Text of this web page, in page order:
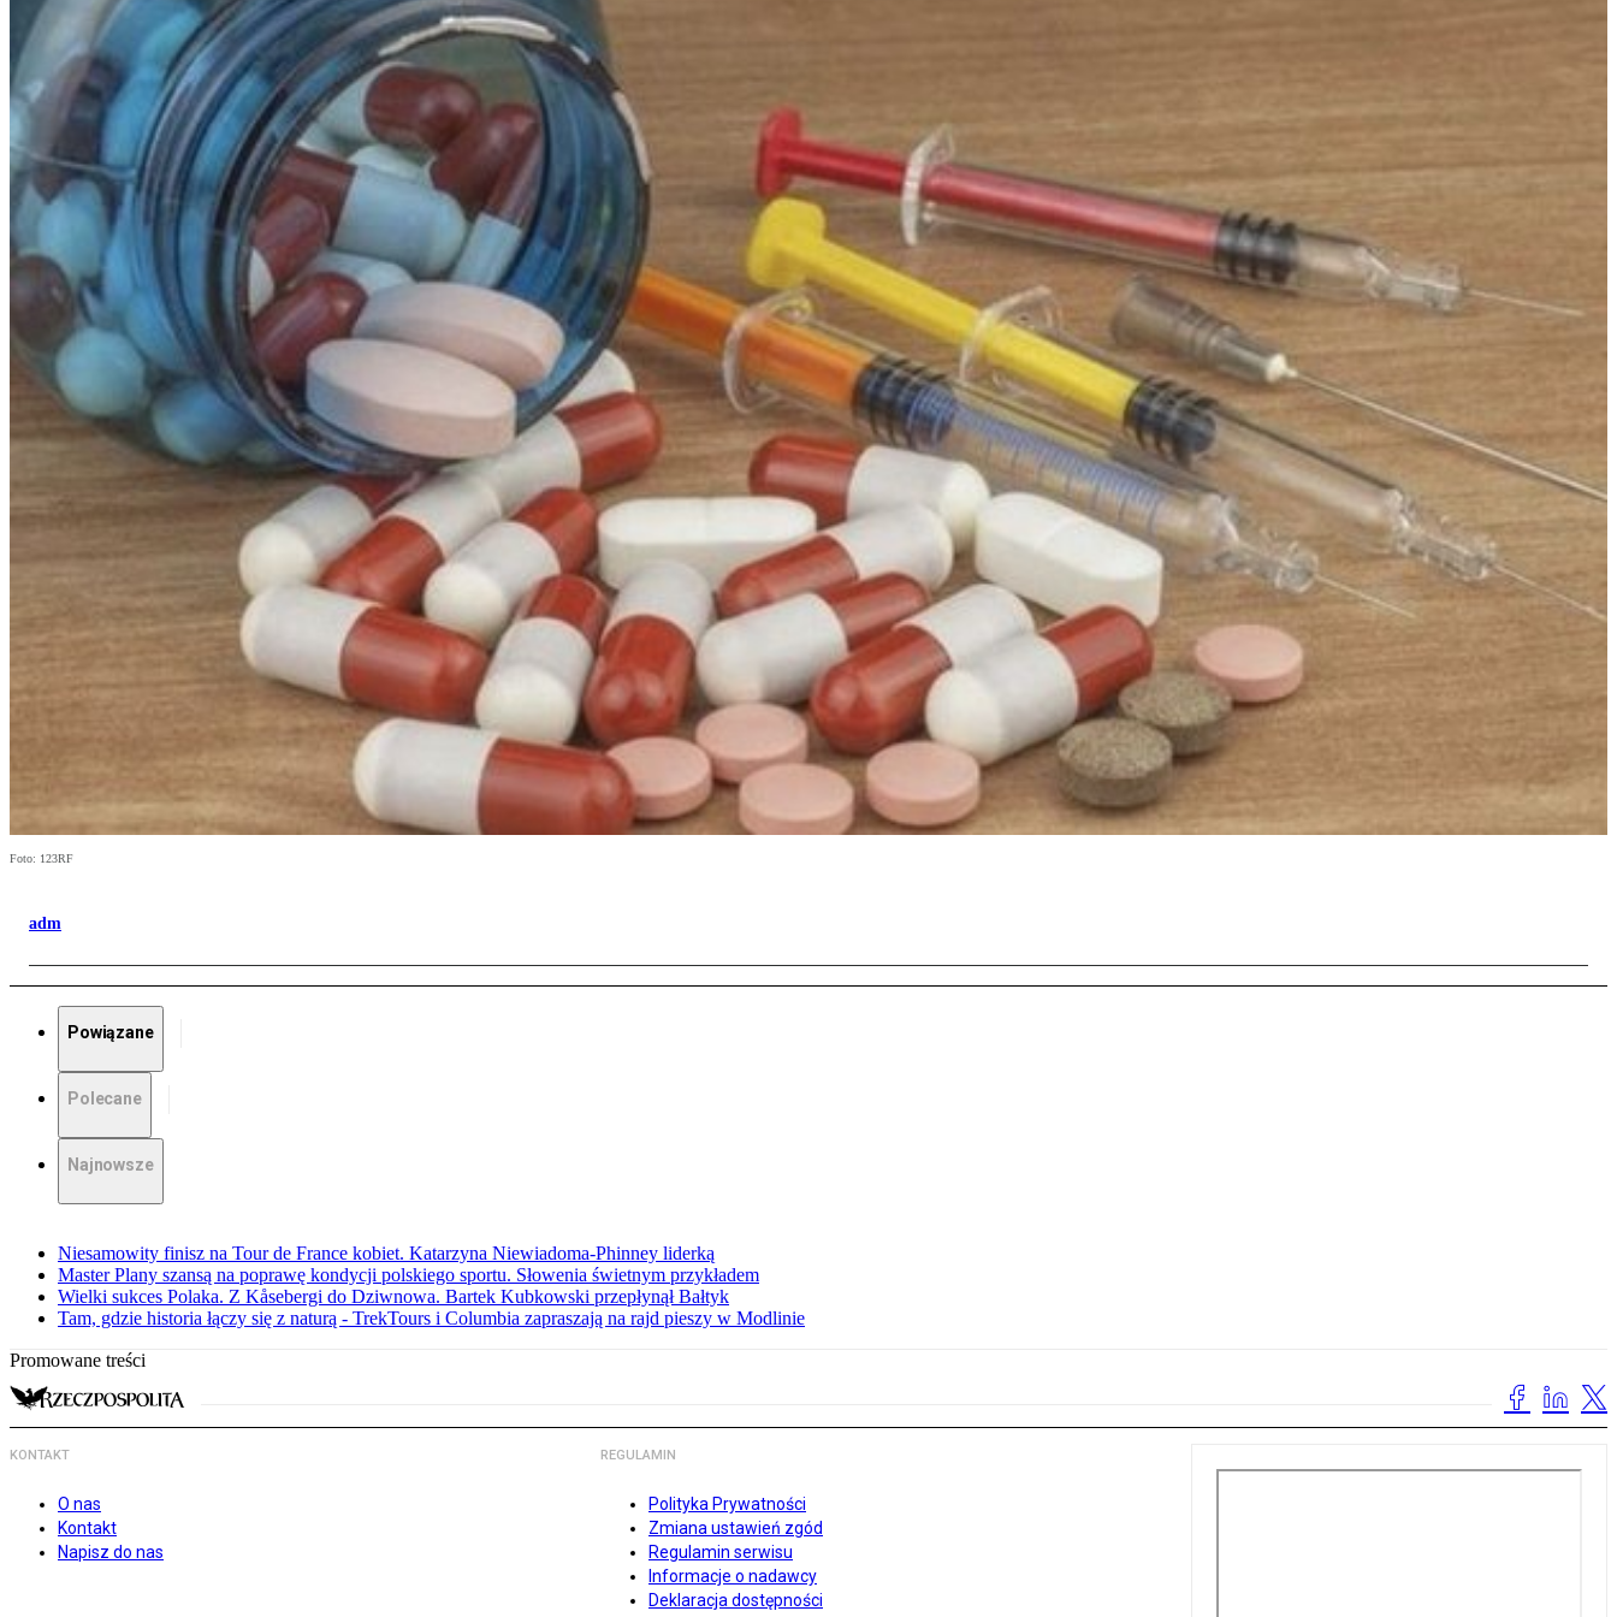
Foto: 123RF
adm
Powiązane
Polecane
Najnowsze
Niesamowity finisz na Tour de France kobiet. Katarzyna Niewiadoma-Phinney liderką
Master Plany szansą na poprawę kondycji polskiego sportu. Słowenia świetnym przykładem
Wielki sukces Polaka. Z Kåsebergi do Dziwnowa. Bartek Kubkowski przepłynął Bałtyk
Tam, gdzie historia łączy się z naturą - TrekTours i Columbia zapraszają na rajd pieszy w Modlinie
Promowane treści
KONTAKT
O nas
Kontakt
Napisz do nas
REGULAMIN
Polityka Prywatności
Zmiana ustawień zgód
Regulamin serwisu
Informacje o nadawcy
Deklaracja dostępności